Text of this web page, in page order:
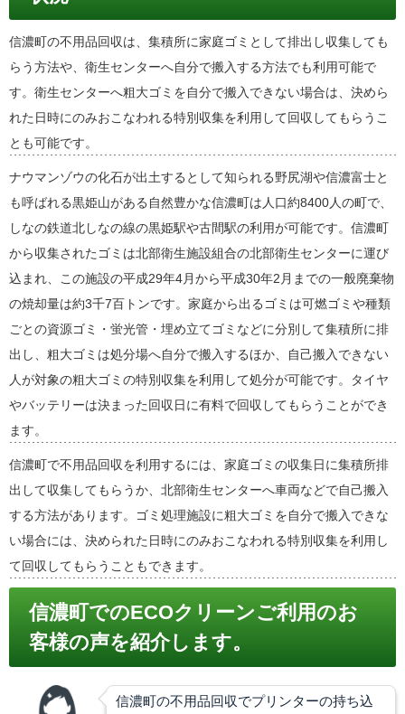
信濃町の不用品回収は、集積所に家庭ゴミとして排出し収集しても
らう方法や、衛生センターへ自分で搬入する方法でも利用可能で
す。衛生センターへ粗大ゴミを自分で搬入できない場合は、決めら
れた日時にのみおこなわれる特別収集を利用して回収してもらうこ
とも可能です。
ナウマンゾウの化石が出土するとして知られる野尻湖や信濃富士と
も呼ばれる黒姫山がある自然豊かな信濃町は人口約8400人の町で、
しなの鉄道北しなの線の黒姫駅や古間駅の利用が可能です。信濃町
から収集されたゴミは北部衛生施設組合の北部衛生センターに運び
込まれ、この施設の平成29年4月から平成30年2月までの一般廃棄物
の焼却量は約3千7百トンです。家庭から出るゴミは可燃ゴミや種類
ごとの資源ゴミ・蛍光管・埋め立てゴミなどに分別して集積所に排
出し、粗大ゴミは処分場へ自分で搬入するほか、自己搬入できない
人が対象の粗大ゴミの特別収集を利用して処分が可能です。タイヤ
やバッテリーは決まった回収日に有料で回収してもらうことができ
ます。
信濃町で不用品回収を利用するには、家庭ゴミの収集日に集積所排
出して収集してもらうか、北部衛生センターへ車両などで自己搬入
する方法があります。ゴミ処理施設に粗大ゴミを自分で搬入できな
い場合には、決められた日時にのみおこなわれる特別収集を利用し
て回収してもらうこともできます。
信濃町でのECOクリーンご利用のお
客様の声を紹介します。
信濃町の不用品回収でプリンターの持ち込